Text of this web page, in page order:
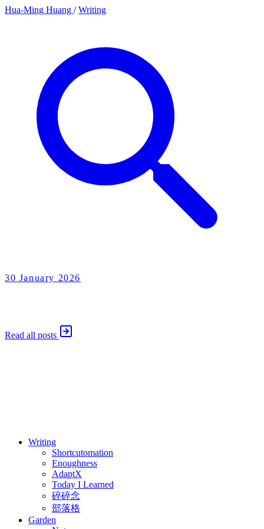
Hua-Ming Huang / Writing
30 January 2026
Read all posts
Writing
Shortcutomation
Enoughness
AdaptX
Today I Learned
碎碎念
部落格
Garden